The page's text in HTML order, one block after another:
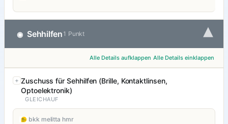
◉ Sehhilfen 1 Punkt ▾
Alle Details aufklappen Alle Details einklappen
Zuschuss für Sehhilfen (Brille, Kontaktlinsen,
Optoelektronik)
GLEICHAUF
bkk melitta hmr